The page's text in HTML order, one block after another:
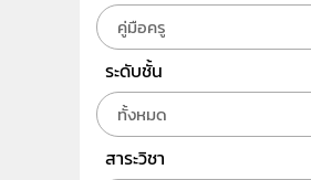
คู่มือครู
ระดับชั้น
ทั้งหมด
สาระวิชา